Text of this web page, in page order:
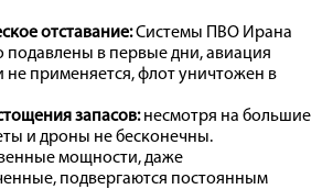
отставание:Системы ПВО Ирана
подавлены в первые дни, авиация
не применяется, флот уничтожен в
запасов:несмотря на большие
и дроны не бесконечны.
мощности, даже
подвергаются постоянным